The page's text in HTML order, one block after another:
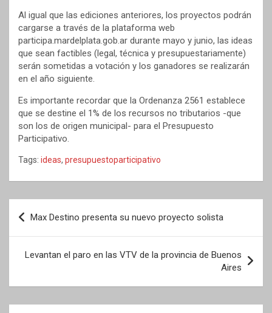
Al igual que las ediciones anteriores, los proyectos podrán
cargarse a través de la plataforma web
participa.mardelplata.gob.ar durante mayo y junio, las ideas
que sean factibles (legal, técnica y presupuestariamente)
serán sometidas a votación y los ganadores se realizarán
en el año siguiente.
Es importante recordar que la Ordenanza 2561 establece
que se destine el 1% de los recursos no tributarios -que
son los de origen municipal- para el Presupuesto
Participativo.
Tags: ideas, presupuestoparticipativo
Navegación
de
entradas
Max Destino presenta su nuevo proyecto solista
Levantan el paro en las VTV de la provincia de Buenos
Aires